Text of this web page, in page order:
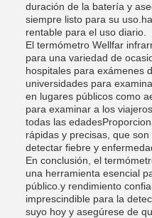
duración de la batería y
siempre listo para su
rentable para el uso diario.
El termómetro Wellfar
para una variedad de
hospitales para exámenes
universidades para
en lugares públicos como
para examinar a los
todas las
rápidas y precisas, que
detectar fiebre y
En conclusión, el
una herramienta esencial
público.y rendimiento
imprescindible para la
suyo hoy y asegúrese de